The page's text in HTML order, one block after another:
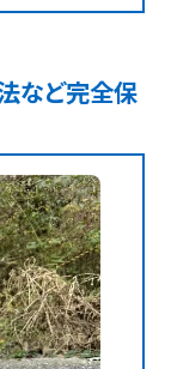
など完全保